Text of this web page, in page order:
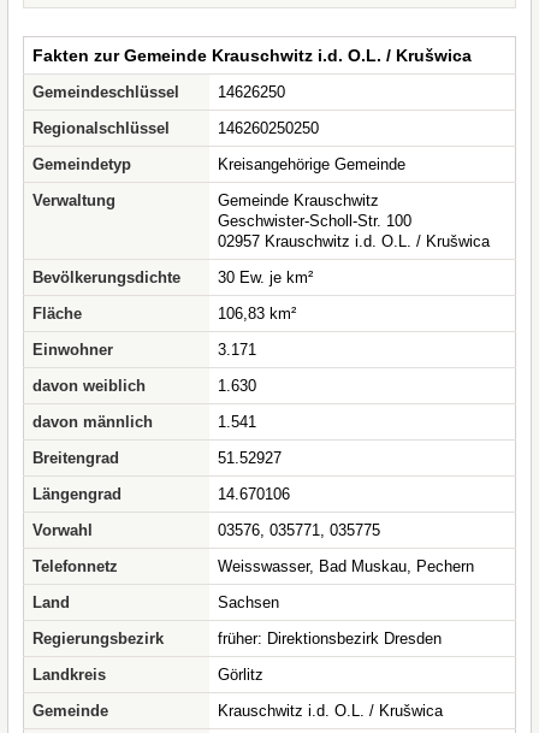
Fakten zur Gemeinde Krauschwitz i.d. O.L. / Krušwica
Gemeindeschlüssel
14626250
Regionalschlüssel
146260250250
Gemeindetyp
Kreisangehörige Gemeinde
Verwaltung
Gemeinde Krauschwitz
Geschwister-Scholl-Str. 100
02957 Krauschwitz i.d. O.L. / Krušwica
Bevölkerungsdichte
30 Ew. je km²
Fläche
106,83 km²
Einwohner
3.171
davon weiblich
1.630
davon männlich
1.541
Breitengrad
51.52927
Längengrad
14.670106
Vorwahl
03576, 035771, 035775
Telefonnetz
Weisswasser, Bad Muskau, Pechern
Land
Sachsen
Regierungsbezirk
früher: Direktionsbezirk Dresden
Landkreis
Görlitz
Gemeinde
Krauschwitz i.d. O.L. / Krušwica